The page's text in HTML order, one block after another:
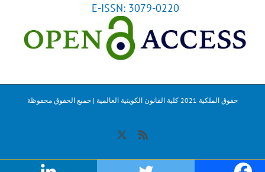
E-ISSN: 3079-0220
حقوق الملكية 2021 كلية القانون الكويتية العالمية | جميع الحقوق محفوظة
Rss
X